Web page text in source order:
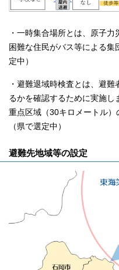
・一時集合場所とは、原子
困難な住民がバス等による
定中）
・避難退域時検査とは、避
るかを確認するために実施
重点区域（30キロメートル）
（県で選定中）
避難先地域等の設定